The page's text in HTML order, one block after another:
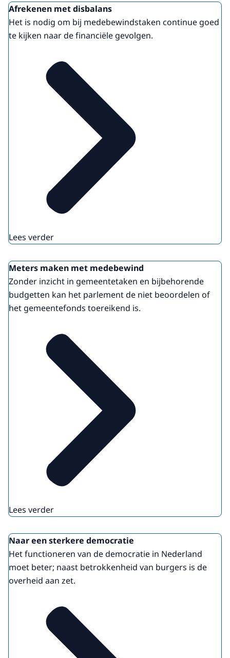
Afrekenen met disbalans
Het is nodig om bij medebewindstaken continue goed
te kijken naar de financiële gevolgen.
Lees verder
Meters maken met medebewind
Zonder inzicht in gemeentetaken en bijbehorende
budgetten kan het parlement de niet beoordelen of
het gemeentefonds toereikend is.
Lees verder
Naar een sterkere democratie
Het functioneren van de democratie in Nederland
moet beter; naast betrokkenheid van burgers is de
overheid aan zet.